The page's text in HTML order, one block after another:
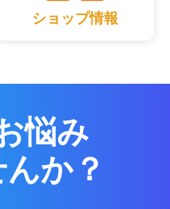
ショップ情報
悩み
か？